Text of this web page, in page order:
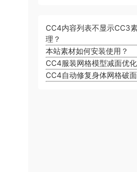
CC4内容列表不显示CC3
理？
本站素材如何安装使用？
CC4服装网格模型减面优化
CC4自动修复身体网格破